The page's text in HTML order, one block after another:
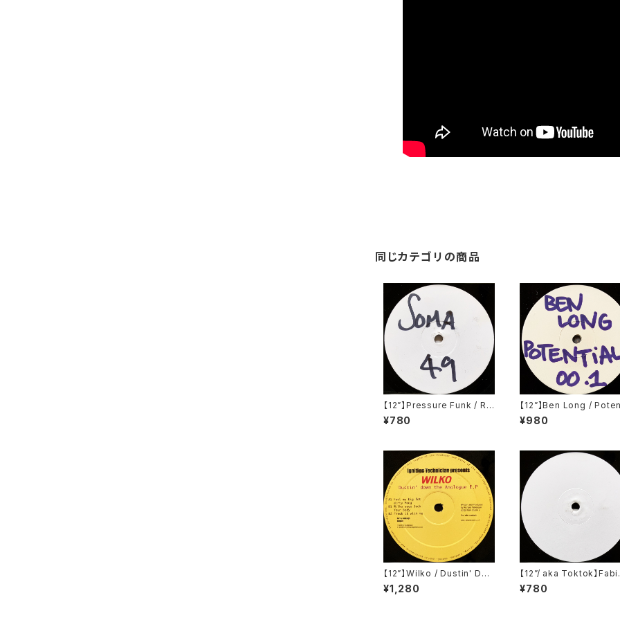
同じカテゴリの商品
【12”】Pressure Funk / Ra
w Spirit (Soma Quality R
ecordings) (SOMA 49)
¥780
【12”】Ben Long /
al 001 (Potential)
01)
¥980
【12”】Wilko / Dustin' Dow
n The Analogue E.P (Igni
tion Records) (IGT 010)
¥1,280
【12”/ aka Toktok】
Feyerabendt / Moabit
ules (V-Records)
¥780